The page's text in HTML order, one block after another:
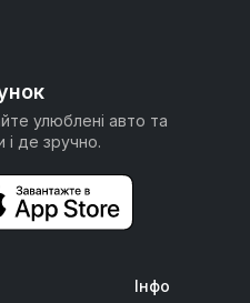
улюблені авто та
і де зручно.
Інфо